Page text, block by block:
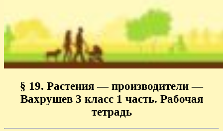
§ 19. Растения — производители —
Вахрушев 3 класс 1 часть. Рабочая
тетрадь